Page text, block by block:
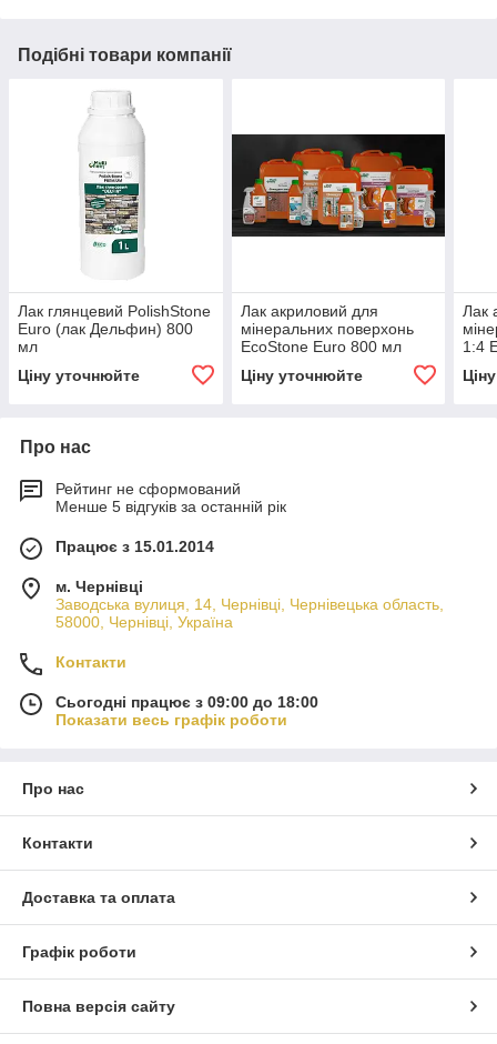
Подібні товари компанії
Лак глянцевий PolishStone
Euro (лак Дельфин) 800
мл
Ціну уточнюйте
Лак акриловий для
мінеральних поверхонь
EcoStone Euro 800 мл
Ціну уточнюйте
Лак
1:4
Про нас
Рейтинг не сформований
Менше 5 відгуків за останній рік
Працює з 15.01.2014
м. Чернівці
Заводська вулиця, 14, Чернівці, Чернівецька область,
58000, Чернівці, Україна
Контакти
Сьогодні працює з 09:00 до 18:00
Показати весь графік роботи
Про нас
Контакти
Доставка та оплата
Графік роботи
Повна версія сайту